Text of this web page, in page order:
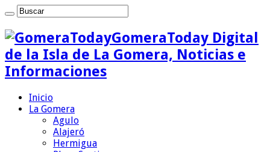
GomeraToday Digital
de la Isla de La Gomera, Noticias e
Informaciones
Inicio
La Gomera
Agulo
Alajeró
Hermigua